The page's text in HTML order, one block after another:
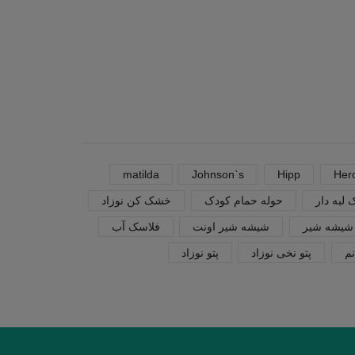
Hipp
Johnson`s
matilda
لبه دار حوله حمام کودک خشک کن نوزاد
شیشه شیر شیشه شیر اونت فلاسک آب
پتو نخی نوزاد پتو نوزاد